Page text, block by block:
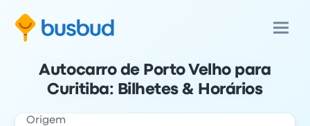
Autocarro de Porto Velho para
Curitiba: Bilhetes & Horários
Origem